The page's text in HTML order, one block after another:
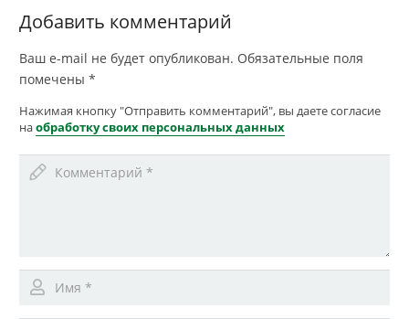
Добавить комментарий
Ваш e-mail не будет опубликован. Обязательные поля
помечены *
Нажимая кнопку "Отправить комментарий", вы даете согласие
наобработку своих персональных данных